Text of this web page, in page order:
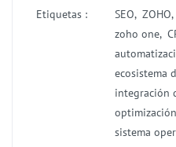
Etiquetas : SEO, ZOHO,
zoho one,
ecosistema
integración
sistema